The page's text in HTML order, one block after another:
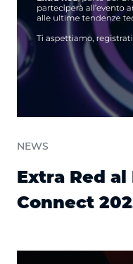
NEWS
Extra Red
Connect